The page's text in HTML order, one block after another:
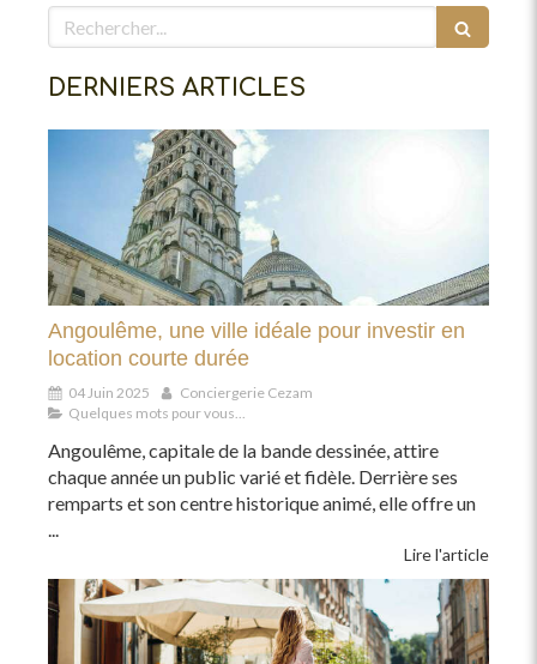
Rechercher
DERNIERS ARTICLES
Angoulême, une ville idéale pour investir en
location courte durée
04 Juin 2025
Conciergerie Cezam
Quelques mots pour vous...
Angoulême, capitale de la bande dessinée, attire
chaque année un public varié et fidèle. Derrière ses
remparts et son centre historique animé, elle offre un
...
Lire l'article